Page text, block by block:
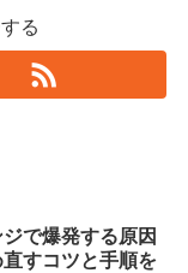
る
で爆発する原因
すコツと手順を